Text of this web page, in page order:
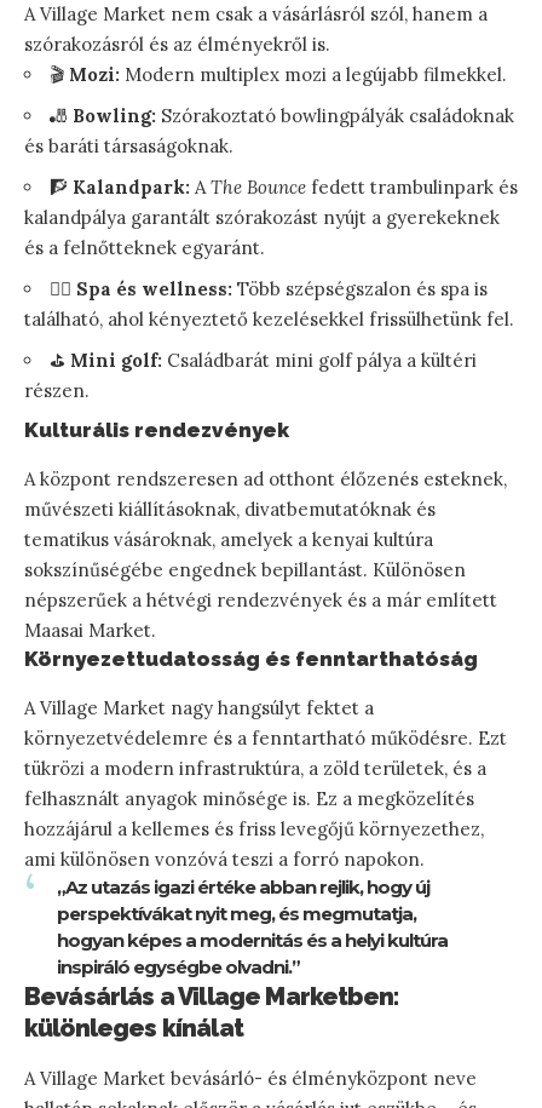
A Village Market nem csak a vásárlásról szól, hanem a
szórakozásról és az élményekről is.
🎬 Mozi: Modern multiplex mozi a legújabb filmekkel.
🎳 Bowling: Szórakoztató bowlingpályák családoknak
és baráti társaságoknak.
🧗 Kalandpark: A The Bounce fedett trambulinpark és
kalandpálya garantált szórakozást nyújt a gyerekeknek
és a felnőtteknek egyaránt.
🧖‍♀️ Spa és wellness: Több szépségszalon és spa is
található, ahol kényeztető kezelésekkel frissülhetünk fel.
⛳ Mini golf: Családbarát mini golf pálya a kültéri
részen.
Kulturális rendezvények
A központ rendszeresen ad otthont élőzenés esteknek,
művészeti kiállításoknak, divatbemutatóknak és
tematikus vásároknak, amelyek a kenyai kultúra
sokszínűségébe engednek bepillantást. Különösen
népszerűek a hétvégi rendezvények és a már említett
Maasai Market.
Környezettudatosság és fenntarthatóság
A Village Market nagy hangsúlyt fektet a
környezetvédelemre és a fenntartható működésre. Ezt
tükrözi a modern infrastruktúra, a zöld területek, és a
felhasznált anyagok minősége is. Ez a megközelítés
hozzájárul a kellemes és friss levegőjű környezethez,
ami különösen vonzóvá teszi a forró napokon.
„Az utazás igazi értéke abban rejlik, hogy új
perspektívákat nyit meg, és megmutatja,
hogyan képes a modernitás és a helyi kultúra
inspiráló egységbe olvadni.”
Bevásárlás a Village Marketben:
különleges kínálat
A Village Market bevásárló- és élményközpont neve